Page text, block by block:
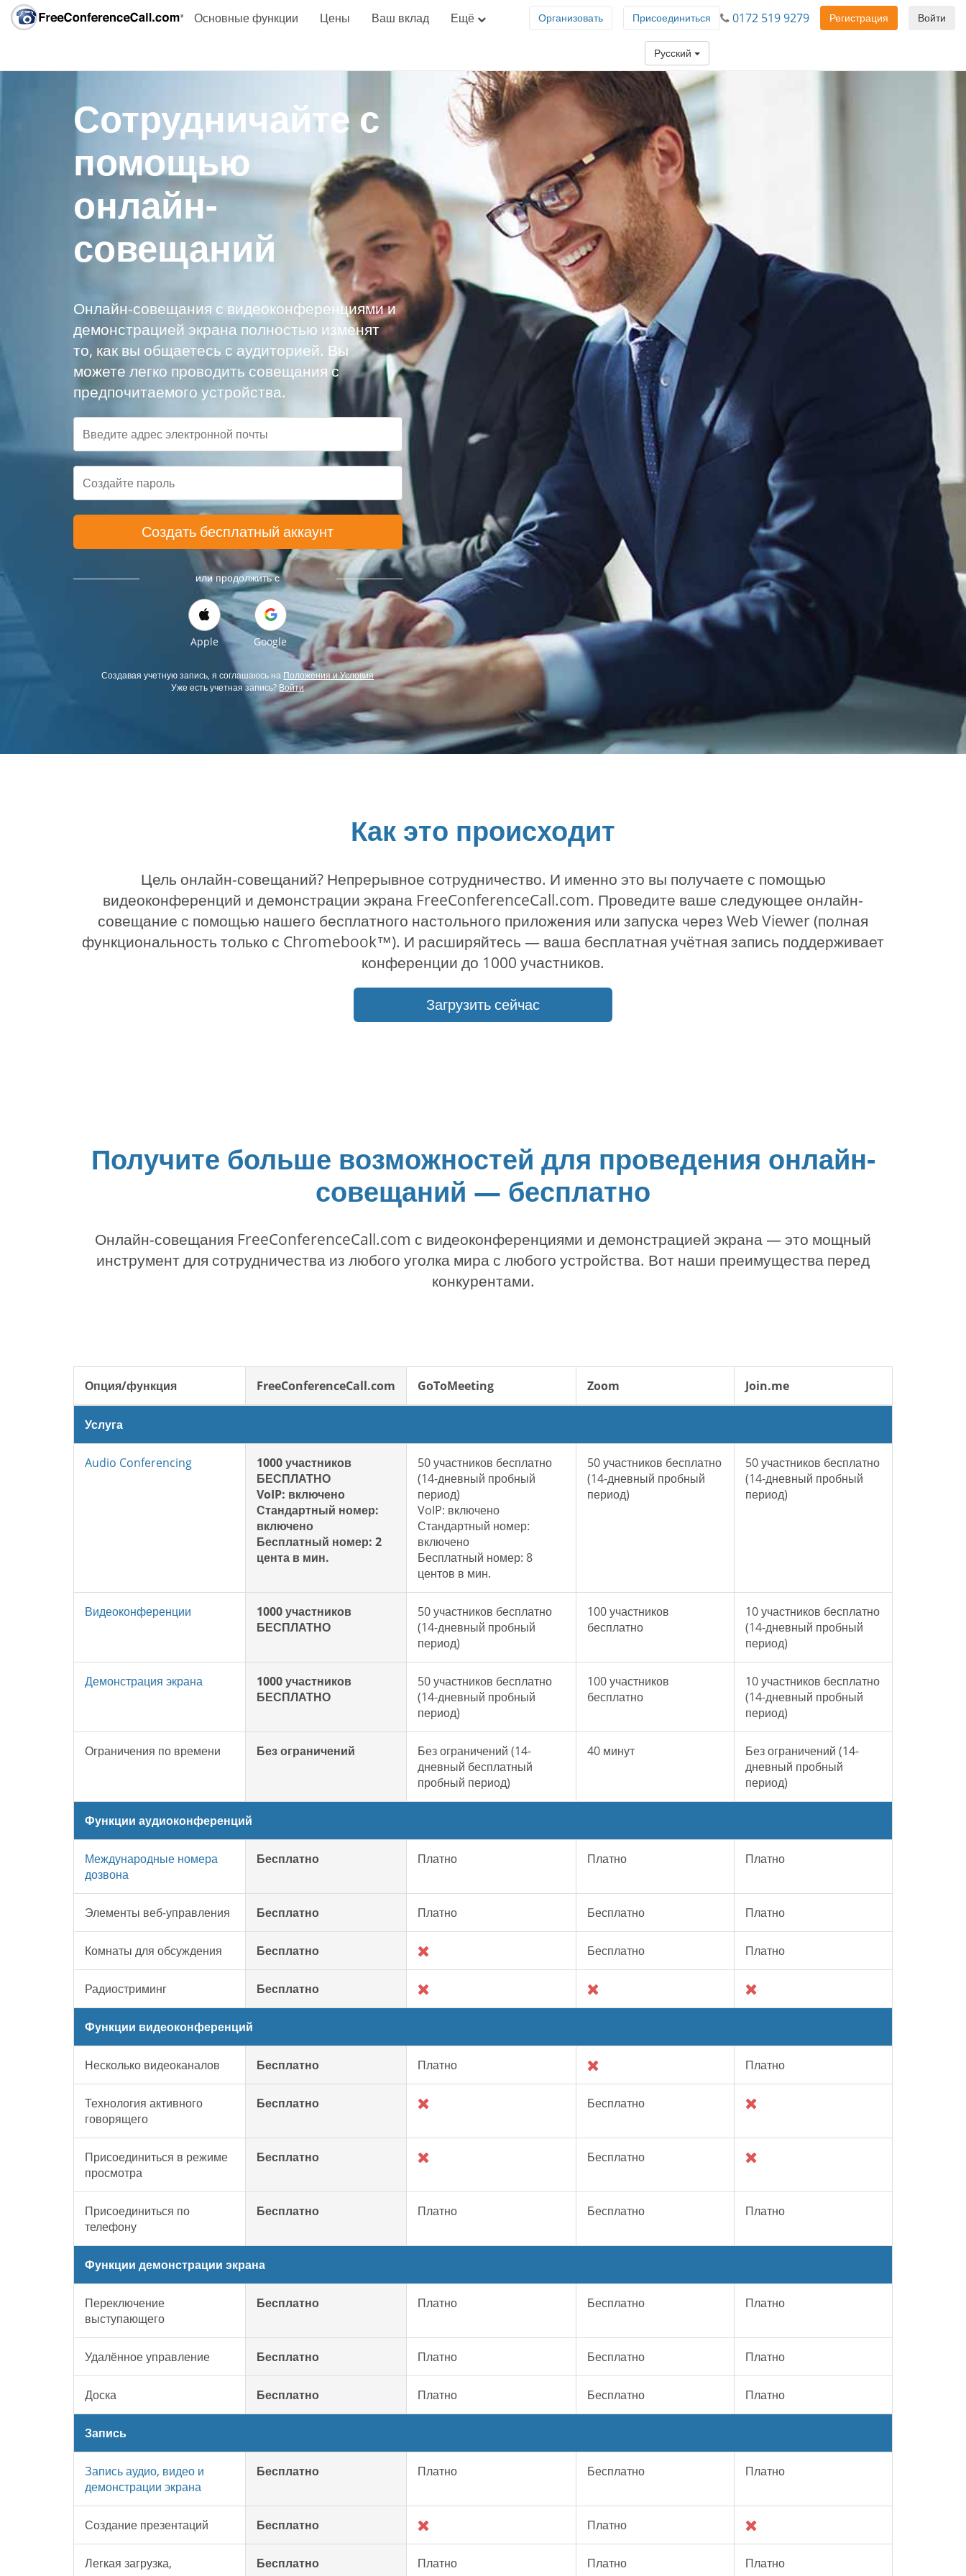
Основные функции Цены Ваш вклад Ещё Войти
Регистрация
0172 519 9279
Присоединиться
Организовать
Русский
Сотрудничайте с
помощью
онлайн-
совещаний
Онлайн-совещания с видеоконференциями и
демонстрацией экрана полностью изменят
то, как вы общаетесь с аудиторией. Вы
можете легко проводить совещания с
предпочитаемого устройства.
Создать бесплатный аккаунт
или продолжить с
Apple Google
Создавая учетную запись, я соглашаюсь на Положения и Условия
Уже есть учетная запись?Войти
Как это происходит
Цель онлайн-совещаний? Непрерывное сотрудничество. И именно это вы получаете с помощью
видеоконференций и демонстрации экрана FreeConferenceCall.com. Проведите ваше следующее онлайн-
совещание с помощью нашего бесплатного настольного приложения или запуска через Web Viewer (полная
функциональность только с Chromebook™). И расширяйтесь — ваша бесплатная учётная запись поддерживает
конференции до 1000 участников.
Загрузить сейчас
Получите больше возможностей для проведения онлайн-
совещаний — бесплатно
Онлайн-совещания FreeConferenceCall.com с видеоконференциями и демонстрацией экрана — это мощный
инструмент для сотрудничества из любого уголка мира с любого устройства. Вот наши преимущества перед
конкурентами.
Опция/функция FreeConferenceCall.com GoToMeeting Zoom Join.me
Услуга
Audio Conferencing
1000 участников
БЕСПЛАТНО
VoIP: включено
Стандартный номер:
включено
Бесплатный номер: 2
цента в мин.
50 участников бесплатно
(14-дневный пробный
период)
VoIP: включено
Стандартный номер:
включено
Бесплатный номер: 8
центов в мин.
50 участников бесплатно
(14-дневный пробный
период)
50 участников бесплатно
(14-дневный пробный
период)
Видеоконференции
1000 участников
БЕСПЛАТНО
50 участников бесплатно
(14-дневный пробный
период)
100 участников
бесплатно
10 участников бесплатно
(14-дневный пробный
период)
Демонстрация экрана
1000 участников
БЕСПЛАТНО
50 участников бесплатно
(14-дневный пробный
период)
100 участников
бесплатно
10 участников бесплатно
(14-дневный пробный
период)
Ограничения по времени Без ограничений
Без ограничений (14-
дневный бесплатный
пробный период)
40 минут
Без ограничений (14-
дневный пробный
период)
Функции аудиоконференций
Международные номера
дозвона
Бесплатно Платно Платно Платно
Элементы веб-управления Бесплатно Платно Бесплатно Платно
Комнаты для обсуждения Бесплатно Бесплатно Платно
Радиостриминг Бесплатно
Функции видеоконференций
Несколько видеоканалов Бесплатно Платно Платно
Технология активного
говорящего
Бесплатно Бесплатно
Присоединиться в режиме
просмотра
Бесплатно Бесплатно
Присоединиться по
телефону
Бесплатно Платно Бесплатно Платно
Функции демонстрации экрана
Переключение
выступающего
Бесплатно Платно Бесплатно Платно
Удалённое управление Бесплатно Платно Бесплатно Платно
Доска Бесплатно Платно Бесплатно Платно
Запись
Запись аудио, видео и
демонстрации экрана
Бесплатно Платно Бесплатно Платно
Создание презентаций Бесплатно Платно
Легкая загрузка,
Бесплатно Платно Платно Платно